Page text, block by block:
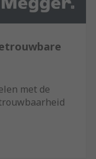
met de